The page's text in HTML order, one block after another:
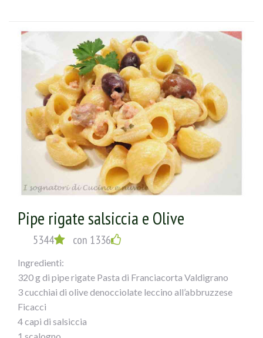
bagnarlo con mezzo bicchiere di acqua di cottura del
polpo. Fare amalgamarequalche minuto e versarele olive,
i pomodorinied il sale, lasciando appassire.
Nel frattempo avremo cotto la pasta che
verseretegrondante di acqua nella padella
e lascerete mantecare il tutto!
Pipe rigate salsiccia e Olive
5344 con 1336
Ingredienti:
320 g di pipe rigate Pasta di Franciacorta Valdigrano
3 cucchiai di olive denocciolate leccino all’abbruzzese
Ficacci
4 capi di salsiccia